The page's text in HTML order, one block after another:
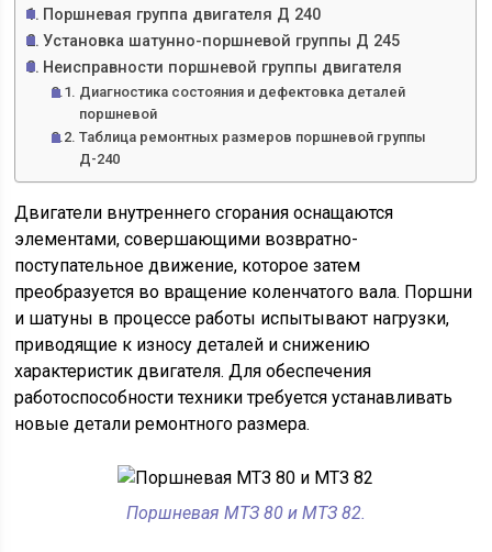
Поршневая группа двигателя Д 240
Установка шатунно-поршневой группы Д 245
Неисправности поршневой группы двигателя
Диагностика состояния и дефектовка деталей
поршневой
Таблица ремонтных размеров поршневой группы
Д-240
Двигатели внутреннего сгорания оснащаются
элементами, совершающими возвратно-
поступательное движение, которое затем
преобразуется во вращение коленчатого вала. Поршни
и шатуны в процессе работы испытывают нагрузки,
приводящие к износу деталей и снижению
характеристик двигателя. Для обеспечения
работоспособности техники требуется устанавливать
новые детали ремонтного размера.
Поршневая МТЗ 80 и МТЗ 82.